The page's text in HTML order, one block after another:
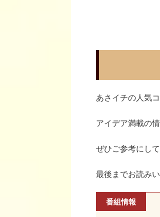
あさイチの人気
アイデア満載の
ぜひご参考にして
最後までお読み
番組情報